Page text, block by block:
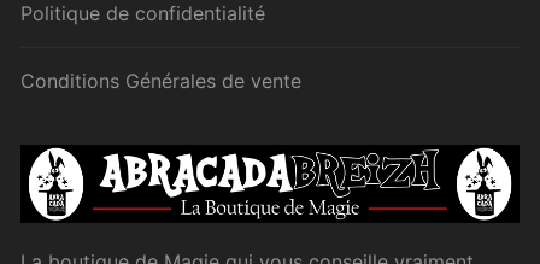
Politique de confidentialité
Conditions Générales de vente